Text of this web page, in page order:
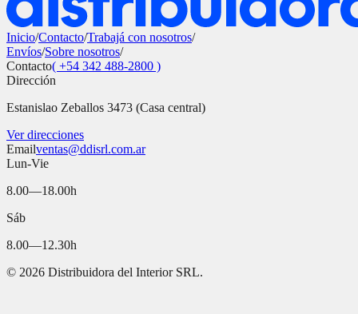
Inicio/Contacto/Trabajá con nosotros/
Envíos/Sobre nosotros/
Contacto( +54 342 488-2800 )
Dirección
Estanislao Zeballos 3473 (Casa central)
Ver direcciones
Emailventas@ddisrl.com.ar
Lun-Vie
8.00—18.00h
Sáb
8.00—12.30h
© 2026 Distribuidora del Interior SRL.